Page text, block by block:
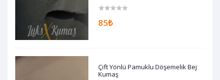
85₺
Çift Yönlü Pamuklu Döşemelik Bej
Kumaş